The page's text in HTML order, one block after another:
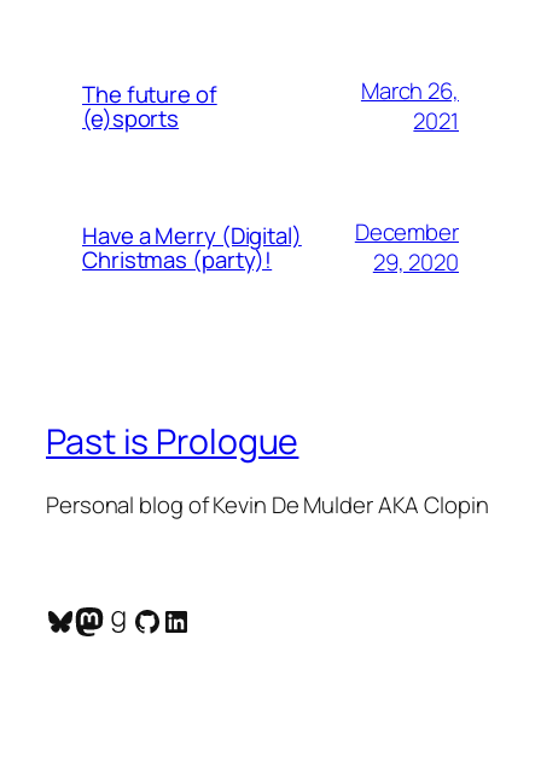
The future of
(e)sports
March 26,
2021
Have a Merry (Digital)
Christmas (party)!
December
29, 2020
Past is Prologue
Personal blog of Kevin De Mulder AKA Clopin
Bluesky
Mastodon
Goodreads
GitHub
LinkedIn